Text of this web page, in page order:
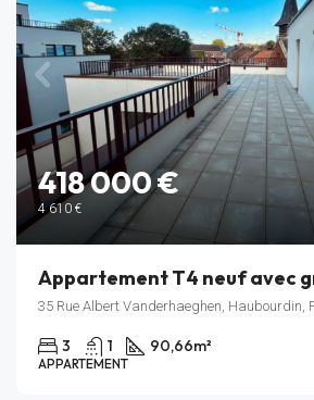
418 000 €
4 610 €
35 Rue Albert Vanderhaeghen, Haubourdin,
3 1 90,66m²
APPARTEMENT